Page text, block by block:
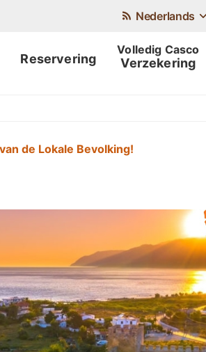
de Lokale Bevolking!
Nederlands
Reservering Verzekering